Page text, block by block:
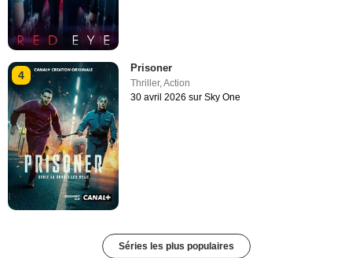
4
Prisoner
Thriller,Action
30 avril 2026 sur Sky One
Séries les plus populaires